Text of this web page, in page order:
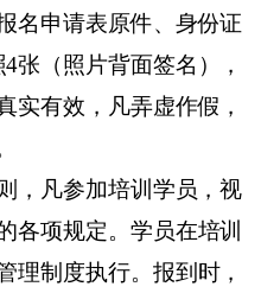
名申请表原件、身份证
4张（照片背面签名），
实有效，凡弄虚作假，
，凡参加培训学员，视
各项规定。学员在培训
理制度执行。报到时，